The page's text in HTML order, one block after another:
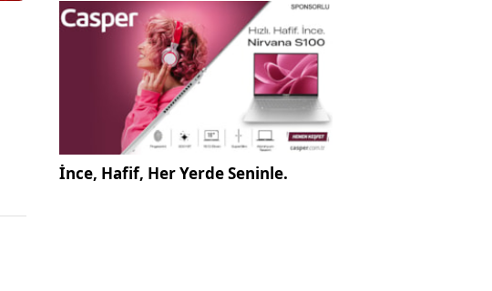
İnce, Hafif, Her Yerde Seninle.